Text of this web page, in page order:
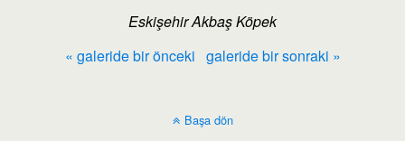
Eskişehir Akbaş Köpek
« galeride bir önceki galeride bir sonraki »
Başa dön